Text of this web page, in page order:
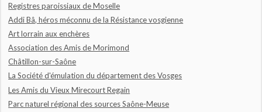
Registres paroissiaux de Moselle
Addi Bâ, héros méconnu de la Résistance vosgienne
Art lorrain aux enchères
Association des Amis de Morimond
Châtillon-sur-Saône
La Société d'émulation du département des Vosges
Les Amis du Vieux Mirecourt Regain
Parc naturel régional des sources Saône-Meuse